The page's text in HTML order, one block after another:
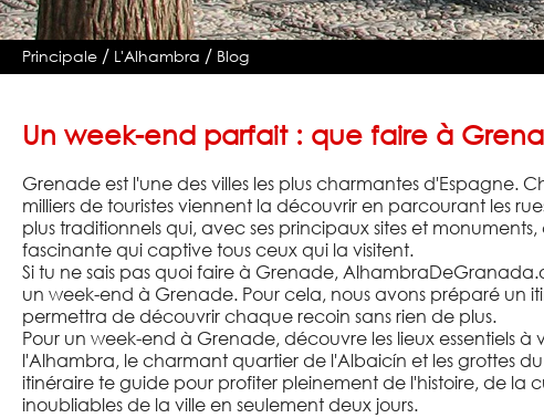
Principale / L'Alhambra / Blog
Un week-end parfait : que faire à
Grenade est l'une des villes les plus charmantes d'Espagne.
milliers de touristes viennent la découvrir en parcourant les
plus traditionnels qui, avec ses principaux sites et
fascinante qui captive tous ceux qui la visitent.
Si tu ne sais pas quoi faire à Grenade,
un week-end à Grenade. Pour cela, nous avons préparé un
permettra de découvrir chaque recoin sans rien de plus.
Pour un week-end à Grenade, découvre les lieux essentiels à
l'Alhambra, le charmant quartier de l'Albaicín et les grottes
itinéraire te guide pour profiter pleinement de l'histoire, de la
inoubliables de la ville en seulement deux jours.